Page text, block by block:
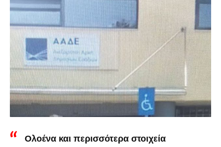
Ολοένα και περισσότερα στοιχεία